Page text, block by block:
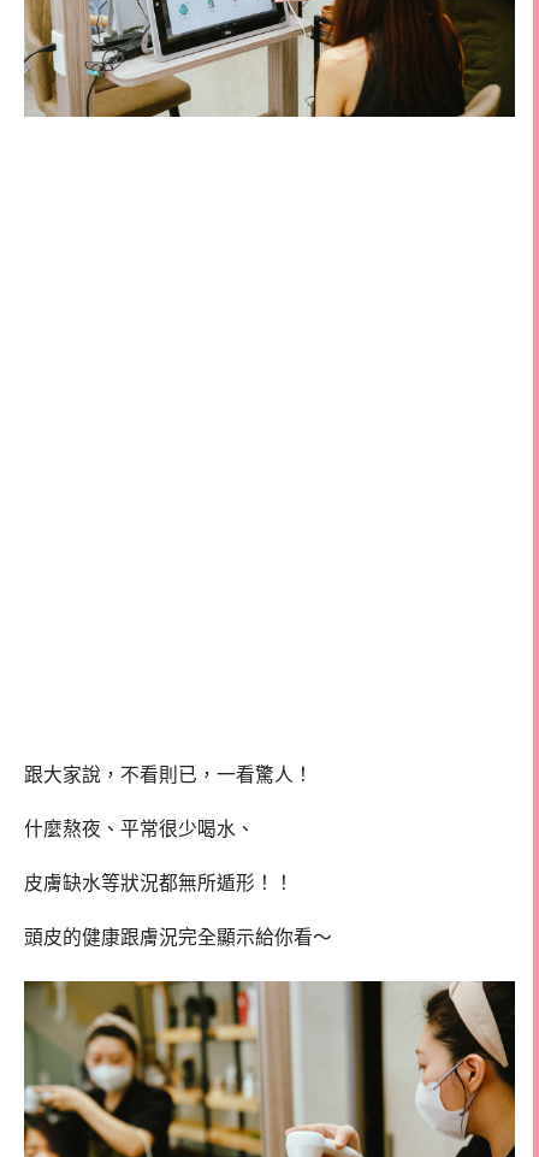
跟大家說，不看則已，一看驚人！
什麼熬夜、平常很少喝水、
皮膚缺水等狀況都無所遁形！！
頭皮的健康跟膚況完全顯示給你看～